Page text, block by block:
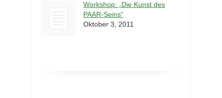
Workshop: „Die Kunst des
PAAR-Seins“
Oktober 3, 2011